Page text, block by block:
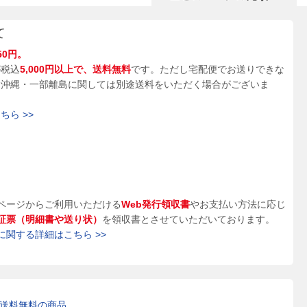
円。
込5,000円以上で、送料無料です。ただし宅配便でお送りできな
縄・一部離島に関しては別途送料をいただく場合がございま
ら >>
ージからご利用いただけるWeb発行領収書やお支払い方法に応じ
票（明細書や送り状） を領収書とさせていただいております。
関する詳細はこちら >>